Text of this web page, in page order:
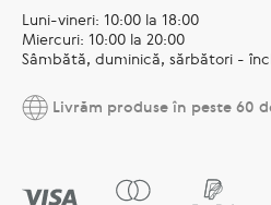
Luni-vineri: 10:00 la 18:00
Miercuri: 10:00 la 20:00
Sâmbătă, duminică, sărbători -
Livrăm produse în peste 60